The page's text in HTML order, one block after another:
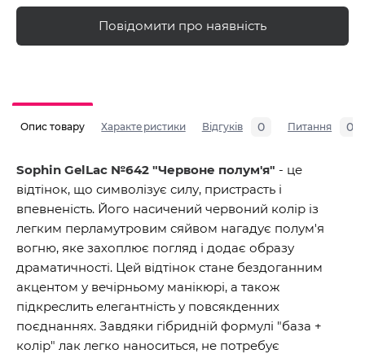
Повідомити про наявність
Опис товару Характеристики Відгуків 0 Питання 0
Sophin GelLac №642 "Червоне полум'я" - це
відтінок, що символізує силу, пристрасть і
впевненість. Його насичений червоний колір із
легким перламутровим сяйвом нагадує полум'я
вогню, яке захоплює погляд і додає образу
драматичності. Цей відтінок стане бездоганним
акцентом у вечірньому манікюрі, а також
підкреслить елегантність у повсякденних
поєднаннях. Завдяки гібридній формулі "база +
колір" лак легко наноситься, не потребує